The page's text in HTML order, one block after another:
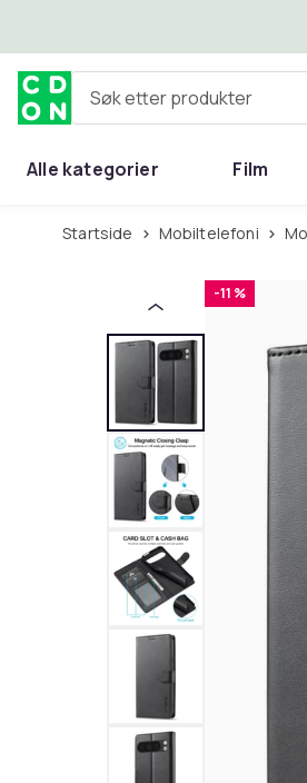
Søk etter produkter
Alle kategorier Film
Startside Mobiltelefoni
-11 %